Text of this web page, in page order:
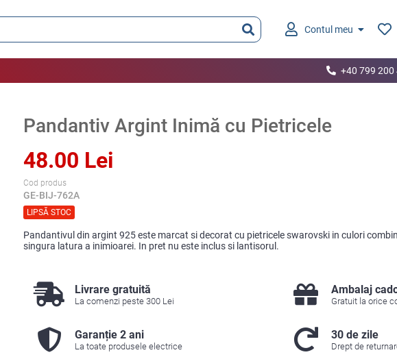
Contul meu
+40 799 200
Pandantiv Argint Inimă cu Pietricele
48.00 Lei
Cod produs
GE-BIJ-762A
LIPSĂ STOC
Pandantivul din argint 925 este marcat si decorat cu pietricele swarovski in culori
singura latura a inimioarei. In pret nu este inclus si lantisorul.
Livrare gratuită
La comenzi peste 300 Lei
Ambalaj
Gratuit la orice
Garanție 2 ani
La toate produsele electrice
30 de zile
Drept de